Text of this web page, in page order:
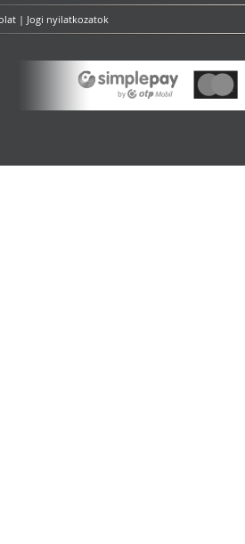
| Jogi nyilatkozatok